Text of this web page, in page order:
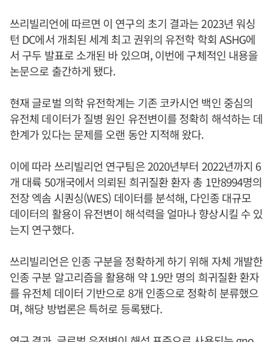
쓰리빌리언에 따르면 이 연구의 초기 결과는 2023년 워싱
턴 DC에서 개최된 세계 최고 권위의 유전학 학회 ASHG에
서 구두 발표로 소개된 바 있으며, 이번에 구체적인 내용을
논문으로 출간하게 됐다.
현재 글로벌 의학 유전학계는 기존 코카시언 백인 중심의
유전체 데이터가 질병 원인 유전변이를 정확히 해석하는 데
한계가 있다는 문제를 오랜 동안 지적해 왔다.
이에 따라 쓰리빌리언 연구팀은 2020년부터 2022년까지 6
개 대륙 50개국에서 의뢰된 희귀질환 환자 총 1만8994명의
전장 엑솜 시퀀싱(WES) 데이터를 분석해, 다인종 대규모
데이터의 활용이 유전변이 해석력을 얼마나 향상시킬 수 있
는지 연구했다.
쓰리빌리언은 인종 구분을 정확하게 하기 위해 자체 개발한
인종 구분 알고리즘을 활용해 약 1.9만 명의 희귀질환 환자
를 유전체 데이터 기반으로 8개 인종으로 정확히 분류했으
며, 해당 방법론은 특허로 등록됐다.